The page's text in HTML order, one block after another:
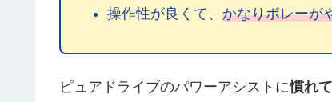
操作性が良くて、 かなりボレーが
ピュアドライブのパワーアシストに慣れ